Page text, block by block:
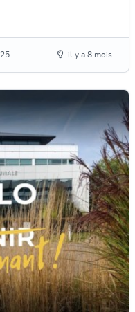
25 il y a 8 mois